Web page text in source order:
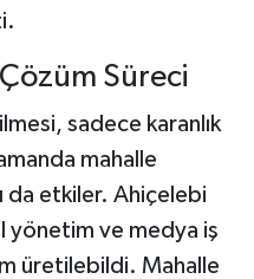
Süreci
sadece karanlık
mahalle
da etkiler. Ahiçelebi
yönetim ve medya iş
üretilebildi. Mahalle